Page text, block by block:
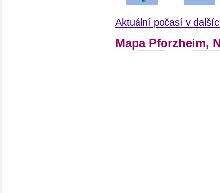
Aktuální počasí v
Mapa Pforzheim,